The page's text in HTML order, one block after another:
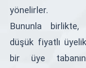
yönelirler.
Bununla
düşük fiyatlı
bir üye